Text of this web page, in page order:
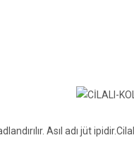
Asıl adı jüt